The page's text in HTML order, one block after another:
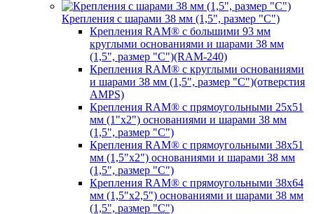
Крепления с шарами 38 мм (1,5", размер "C")
Крепления RAM® с большими 93 мм
круглыми основаниями и шарами 38 мм
(1,5", размер "C")(RAM-240)
Крепления RAM® с круглыми основаниями
и шарами 38 мм (1,5", размер "C")(отверстия
AMPS)
Крепления RAM® с прямоугольными 25х51
мм (1"х2") основаниями и шарами 38 мм
(1,5", размер "C")
Крепления RAM® с прямоугольными 38х51
мм (1,5"х2") основаниями и шарами 38 мм
(1,5", размер "C")
Крепления RAM® с прямоугольными 38х64
мм (1,5"х2,5") основаниями и шарами 38 мм
(1,5", размер "C")